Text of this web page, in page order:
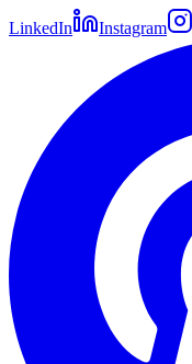
LinkedIn Instagram